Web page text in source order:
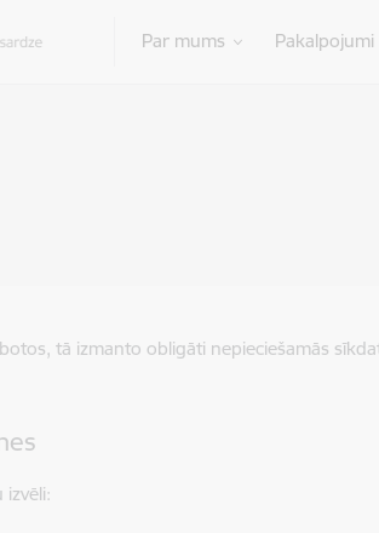
Par mums Pakalpojumi
tā izmanto obligāti nepieciešamās
izvēli: